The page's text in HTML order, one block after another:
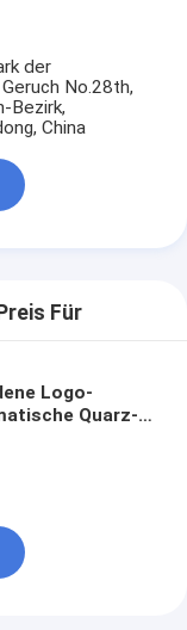
der
No.28th,
Bezirk,
China
Für
Logo-
Quarz-